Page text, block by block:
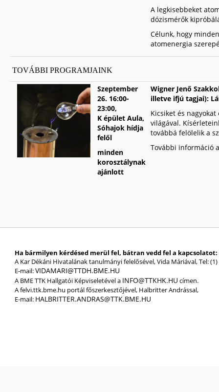
A legkisebbeket
dózismérők
Célunk, hogy
atomenergia
TOVÁBBI PROGRAMJAINK
Szeptember
26. 16:00-
23:00,
K épület Aula,
Sóhajok hídja
felől
minden
korosztálynak
ajánlott
Wigner Jenő
illetve ifjú tagjai):
Kicsiket és
világával.
továbbá felölelik a
További információ
Ha bármilyen kérdésed merül fel, bátran vedd fel a kapcsolatot:
A Kar Dékáni Hivatalának tanulmányi felelősével, Vida Máriával, Tel: (1)
E-mail:VIDAMARI@TTDH.BME.HU
A BME TTK Hallgatói Képviseletével a INFO@TTKHK.HU címen.
A felvi.ttk.bme.hu portál főszerkesztőjével, Halbritter Andrással,
E-mail: HALBRITTER.ANDRAS@TTK.BME.HU